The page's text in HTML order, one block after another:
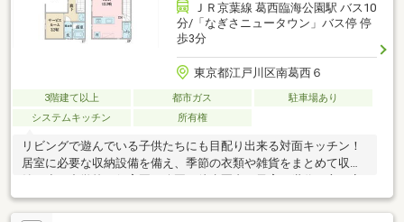
ＪＲ京葉線 葛西臨海公園駅 バス10
分/「なぎさニュータウン」バス停 停
歩3分
東京都江戸川区南葛西６
3階建て以上 都市ガス
駐車場あり
システムキッチン
所有権
リビングで遊んでいる子供たちにも目配り出来る対面キッチン！
居室に必要な収納設備を備え、季節の衣類や雑貨をまとめて収
心です